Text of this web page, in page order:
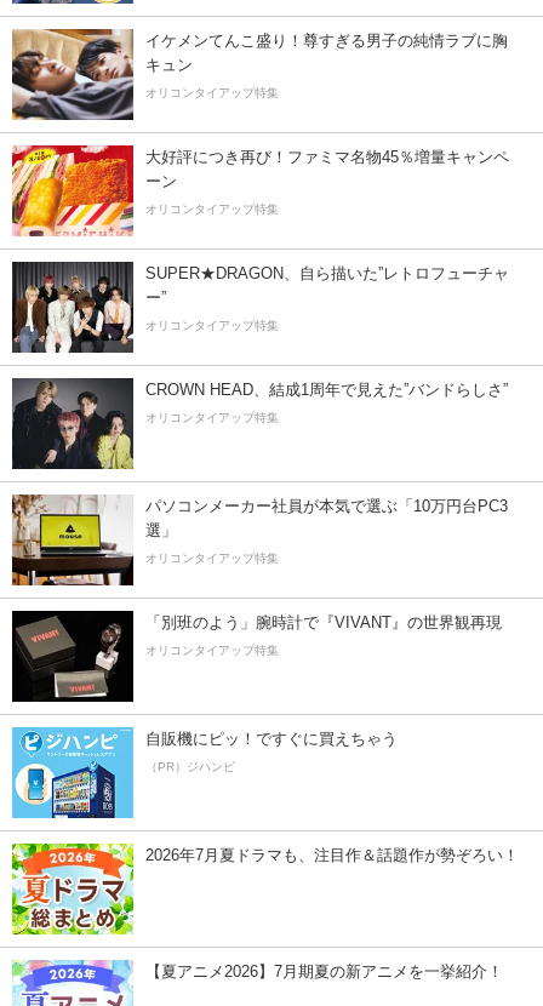
イケメンてんこ盛り！尊すぎる男子の純情ラブに胸
キュン
オリコンタイアップ特集
大好評につき再び！ファミマ名物45％増量キャンペ
ーン
オリコンタイアップ特集
SUPER★DRAGON、自ら描いた”レトロフューチャ
ー”
オリコンタイアップ特集
CROWN HEAD、結成1周年で見えた”バンドらしさ”
オリコンタイアップ特集
パソコンメーカー社員が本気で選ぶ「10万円台PC3
選」
オリコンタイアップ特集
「別班のよう」腕時計で『VIVANT』の世界観再現
オリコンタイアップ特集
自販機にピッ！ですぐに買えちゃう
（PR）ジハンピ
2026年7月夏ドラマも、注目作＆話題作が勢ぞろい！
【夏アニメ2026】7月期夏の新アニメを一挙紹介！